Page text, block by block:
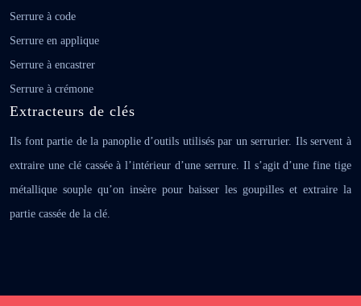
Serrure à code
Serrure en applique
Serrure à encastrer
Serrure à crémone
Extracteurs de clés
Ils font partie de la panoplie d’outils utilisés par un serrurier. Ils
servent à extraire une clé cassée à l’intérieur d’une serrure. Il s’agit
d’une fine tige métallique souple qu’on insère pour baisser les
goupilles et extraire la partie cassée de la clé.